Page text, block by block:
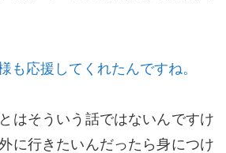
も応援してくれたんですね。
はそういう話ではないんですけ
に行きたいんだったら身につけ